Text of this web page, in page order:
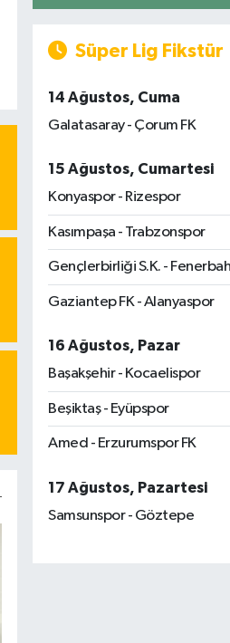
Süper Lig Fikstür
14 Ağustos, Cuma
Galatasaray - Çorum FK
15 Ağustos, Cumartesi
Konyaspor - Rizespor
Kasımpaşa - Trabzonspor
Gençlerbirliği S.K. -
Gaziantep FK - Alanyaspor
16 Ağustos, Pazar
Başakşehir - Kocaelispor
Beşiktaş - Eyüpspor
Amed - Erzurumspor FK
17 Ağustos, Pazartesi
Samsunspor - Göztepe